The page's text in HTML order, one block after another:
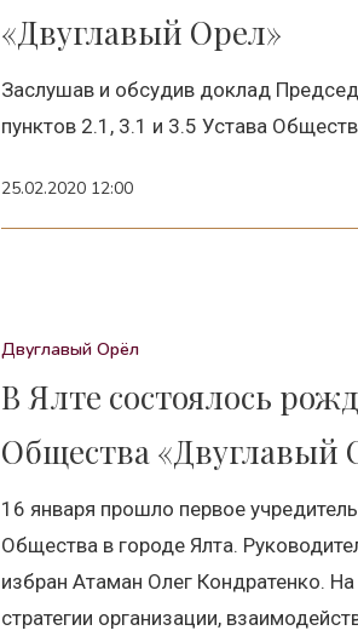
«Двуглавый Орел»
Заслушав и обсудив доклад
пунктов 2.1, 3.1 и 3.5 Устава
25.02.2020 12:00
Двуглавый Орёл
В Ялте состоялось
Общества «Двуглавый
16 января прошло первое
Общества в городе Ялта.
избран Атаман Олег Кондратенко.
стратегии организации,